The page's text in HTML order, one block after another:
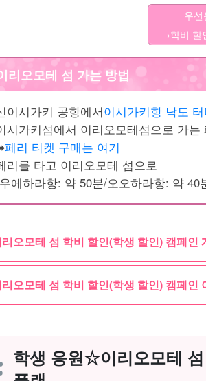
우
→학비 할
리오모테 섬 가는 방법
이시가키 공항에서이시가키항 낙도
시가키섬에서 이리오모테섬으로 가는
페리 티켓 구매는 여기
리를 타고 이리오모테 섬으로
에하라항: 약 50분/오오하라항: 약 40
오모테 섬 학비 할인(학생 할인) 캠페인
오모테 섬 학비 할인(학생 할인) 캠페인
학생 응원☆이리오모테